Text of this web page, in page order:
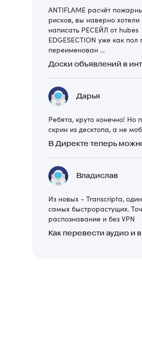
ANTIFLAME расчёт
рисков, вы наверно хотели
написать РЕСЕЙЛ от hubes
EDGESECTION уже как пол
переименован ...
Дарья
Ребята, круто конечно! Но
скрин из десктопа, а не
Владислав
Из новых - Transcripta,
самых быстрорастущих.
распознавание и без VPN